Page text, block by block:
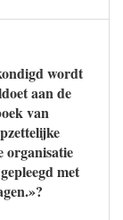
wordt
aan de
van
organisatie
met